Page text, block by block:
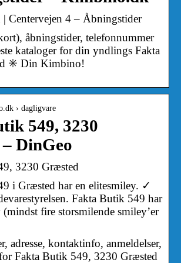
| Centervejen 4 – Åbningstider
åbningstider, telefonnummer
kataloger for din yndlings Fakta
✳️ Din Kimbino!
› dagligvare
549, 3230
DinGeo
3230 Græsted
i Græsted har en elitesmiley. ✓
Fakta Butik 549 har
fire storsmilende smiley’er
adresse, kontaktinfo, anmeldelser,
Fakta Butik 549, 3230 Græsted